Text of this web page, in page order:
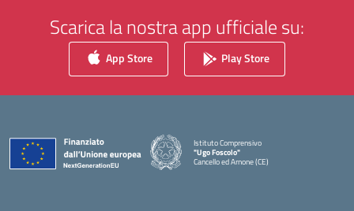
Scarica la nostra app ufficiale su:
App Store Play Store
Istituto Comprensivo
"Ugo Foscolo"
Cancello ed Arnone (CE)